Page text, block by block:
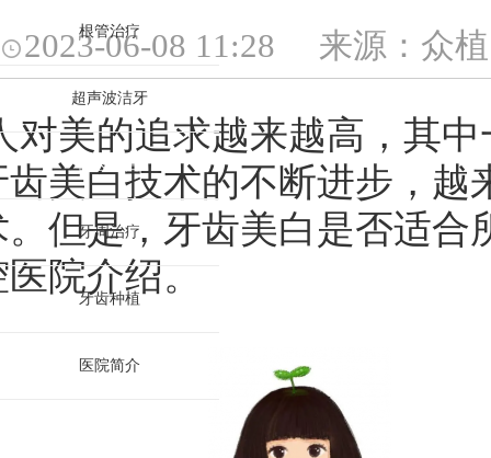
根管治疗
超声波洁牙
皓齿美白
牙周治疗
牙齿种植
医院简介
2023-06-08 11:28 来源：
的追求越来越高，其中
美白技术的不断进步，越
但是，牙齿美白是否适合
院介绍。